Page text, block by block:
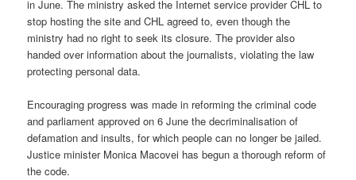
in June. The ministry asked the Internet service provider CHL to
stop hosting the site and CHL agreed to, even though the
ministry had no right to seek its closure. The provider also
handed over information about the journalists, violating the law
protecting personal data.
Encouraging progress was made in reforming the criminal code
and parliament approved on 6 June the decriminalisation of
defamation and insults, for which people can no longer be jailed.
Justice minister Monica Macovei has begun a thorough reform of
the code.